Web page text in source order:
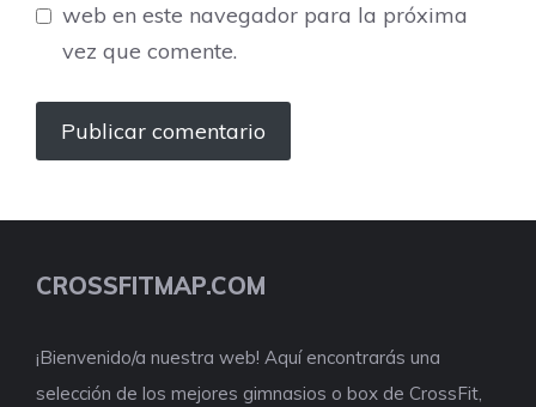
web en este navegador para la próxima
vez que comente.
CROSSFITMAP.COM
¡Bienvenido/a nuestra web! Aquí encontrarás una
selección de los mejores gimnasios o box de CrossFit,